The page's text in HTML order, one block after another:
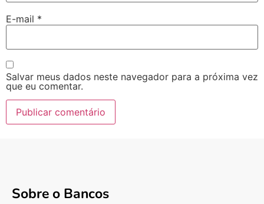
E-mail *
Salvar meus dados neste navegador para a próxima vez
que eu comentar.
Sobre o Bancos